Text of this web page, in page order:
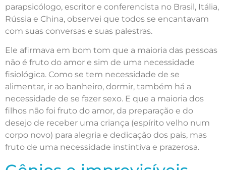
parapsicólogo, escritor e conferencista no Brasil, Itália,
Rússia e China, observei que todos se encantavam
com suas conversas e suas palestras.
Ele afirmava em bom tom que a maioria das pessoas
não é fruto do amor e sim de uma necessidade
fisiológica. Como se tem necessidade de se
alimentar, ir ao banheiro, dormir, também há a
necessidade de se fazer sexo. E que a maioria dos
filhos não foi fruto do amor, da preparação e do
desejo de receber uma criança (espírito velho num
corpo novo) para alegria e dedicação dos pais, mas
fruto de uma necessidade instintiva e prazerosa.